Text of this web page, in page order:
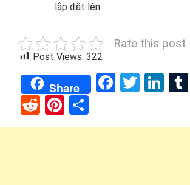
lắp đặt lên
Rate this post
Post Views: 322
Share Facebook
Twitter
RedditPinterest